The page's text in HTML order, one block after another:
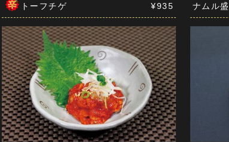
トーフチゲ ¥935 ナムル
おす